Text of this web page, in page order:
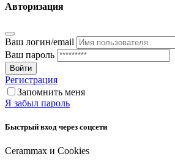
Авторизация
Ваш логин/email
Ваш пароль
Войти
Регистрация
Запомнить меня
Я забыл пароль
Быстрый вход через соцсети
Cerammax и Cookies